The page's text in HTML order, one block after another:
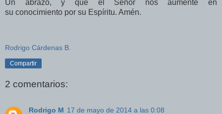
Un abrazo, y que el Señor nos aumente en
su conocimiento por su Espíritu. Amén.
Rodrigo Cárdenas B.
Compartir
2 comentarios:
Rodrigo M 17 de mayo de 2014 a las 0:08